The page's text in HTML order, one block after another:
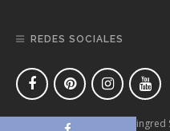
REDES SOCIALES
Copyright © 2020